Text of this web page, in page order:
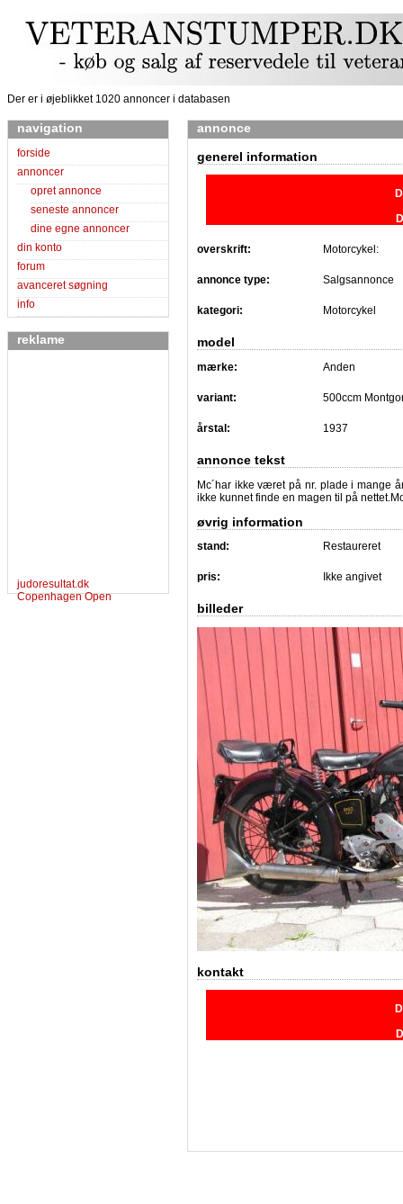
Der er i øjeblikket 1020 annoncer i databasen
navigation
forside
annoncer
opret annonce
seneste annoncer
dine egne annoncer
din konto
forum
avanceret søgning
info
reklame
judoresultat.dk
Copenhagen Open
annonce
generel information
overskrift: Motorcykel:
annonce type: Salgsannonce
kategori: Motorcykel
model
mærke: Anden
variant: 500ccm
årstal: 1937
annonce tekst
Mc´har ikke været på nr. plade i mange
ikke kunnet finde en magen til på
øvrig information
stand: Restaureret
pris: Ikke angivet
billeder
kontakt